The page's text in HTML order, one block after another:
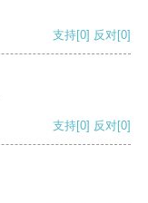
支持[0] 反对[0]
支持[0] 反对[0]